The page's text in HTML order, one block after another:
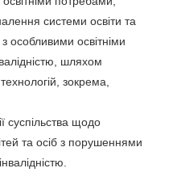
системи освіти та
з особливими освітніми
шляхом
зокрема,
суспільства щодо
та осіб з порушеннями